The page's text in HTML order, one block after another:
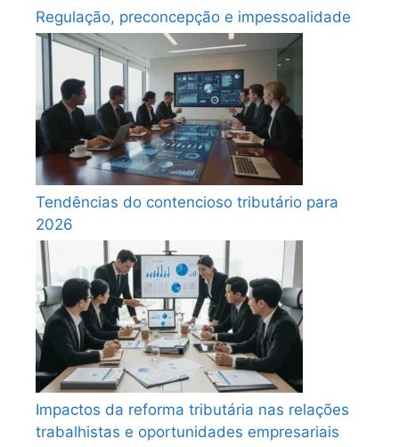
Regulação, preconcepção e impessoalidade
Tendências do contencioso tributário para
2026
Impactos da reforma tributária nas relações
trabalhistas e oportunidades empresariais